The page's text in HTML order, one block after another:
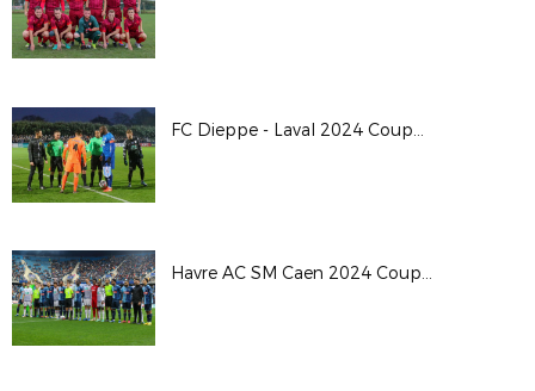
FC Dieppe - Laval 2024 Coupe de France
Havre AC SM Caen 2024 Coupe de France